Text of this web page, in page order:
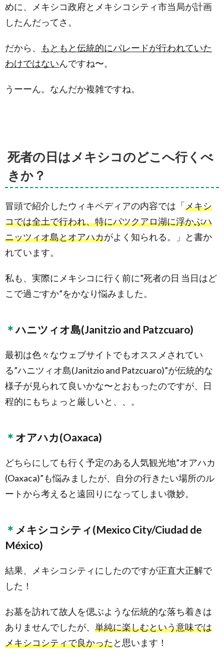
めに、メキシコ政府とメキシコシティ市当局が計画
したんだってさ。
だから、
もともと伝統的にパレードが行われていた
わけではないんですね〜。
うーーん。なんだか複雑ですね。
死者の日はメキシコのどこへ行くべ
きか？
冒頭で紹介したウィキペディアの内容では「メキシ
コでは全土で行われ、特にパツクアロ湖に浮かぶハ
ニッツィオ島とオアハカがよく知られる。」と書か
れています。
私も、実際にメキシコに行く前に”死者の日 当日はど
こで過ごすか”をかなり悩みました。
ハニツィオ島(Janitzio and Patzcuaro)
最初は色々なウェブサイトでもオススメされてい
る”ハニツィオ島(Janitzio and Patzcuaro)”が伝統的な
様子が見られて良いかな〜とおもったのですが、日
程的にもちょっと厳しいと、、。
オアハカ(Oaxaca)
どちらにしても行く予定のある人気観光地”オアハカ
(Oaxaca)”も悩みましたが、自分の行きたい場所のル
ートから考えると遠回りになってしまい微妙。
メキシコシティ(Mexico City/Ciudad de
México)
結果、メキシコシティにしたのですが正直大正解で
した！
お墓を訪れて故人を偲ぶような伝統的な落ち着きは
ありませんでしたが、 単純に楽しむという意味では
メキシコシティで良かったと思います！